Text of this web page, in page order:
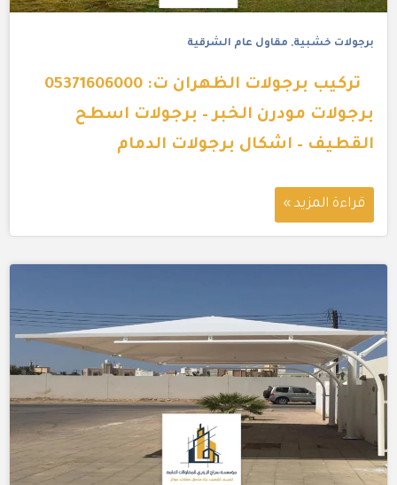
برجولات خشبية, مقاول عام الشرقية
تركيب برجولات الظهران ت: 05371606000
برجولات مودرن الخبر – برجولات اسطح
القطيف – اشكال برجولات الدمام
قراءة المزيد »